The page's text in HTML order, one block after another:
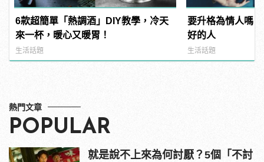
6款超簡單「熱調酒」DIY教學，冷天
來一杯，暖心又暖胃！
生活話題
要升格為情人嗎
好的人
生活話題
熱門文章
POPULAR
就是說不上來為何討厭？5個「不討